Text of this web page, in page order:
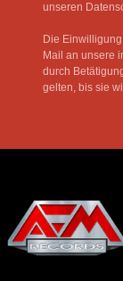
unseren
Die
Mail an unsere
durch
gelten, bis sie